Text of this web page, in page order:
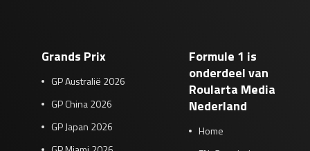
Grands Prix
GP Australië 2026
GP China 2026
GP Japan 2026
Formule 1 is
onderdeel van
Roularta Media
Nederland
Home